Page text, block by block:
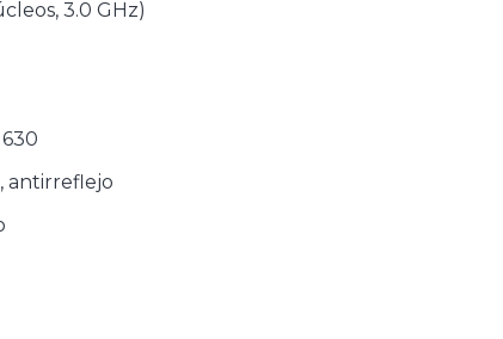
3.0 GHz)
antirreflejo